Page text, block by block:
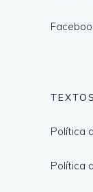
Política
Política